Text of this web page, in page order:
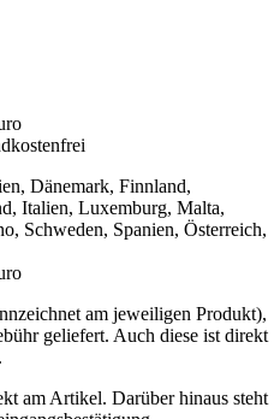
Dänemark, Finnland,
Italien, Luxemburg, Malta,
Schweden, Spanien, Österreich,
am jeweiligen Produkt),
geliefert. Auch diese ist direkt
am Artikel. Darüber hinaus steht